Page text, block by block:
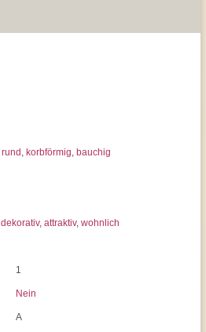
rund , korbförmig, bauchig
dekorativ, attraktiv, wohnlich
1
Nein
A